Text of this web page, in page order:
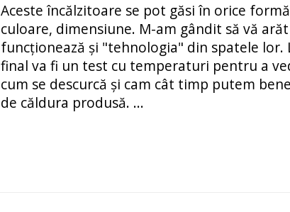
Aceste încălzitoare se pot găsi în orice
culoare, dimensiune. M-am gândit să vă
funcționează și "tehnologia" din spatele lor.
final va fi un test cu temperaturi pentru a
cum se descurcă și cam cât timp putem
de căldura produsă. ...